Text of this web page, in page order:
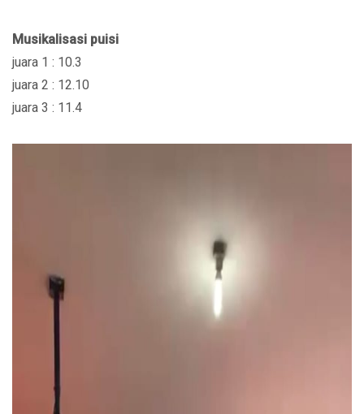
Musikalisasi puisi
juara 1 : 10.3
juara 2 : 12.10
juara 3 : 11.4